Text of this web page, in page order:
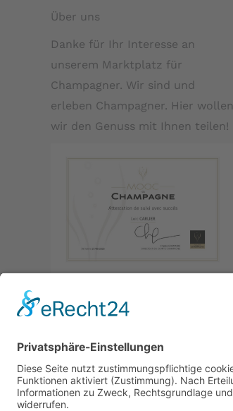
Über uns
Danke für Ihr Interesse an
unserem Marktplatz für
Champagner. Wir sind und
erleben Champagner. Hier wollen
wir den Genuss mit Ihnen teilen!